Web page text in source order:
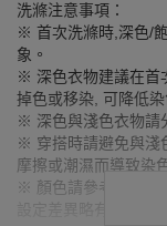
洗滌注意事項：
※ 首次洗滌時,深色/
象。
※ 深色衣物建議在首
掉色或移染, 可降低染
※ 深色與淺色衣物請
※ 穿搭時請避免與淺
摩擦或潮濕而導致染
※ 顏色請參考單品圖
設定差異略有不同，